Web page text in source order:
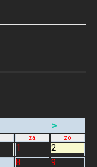
>
za zo
1
2
8 9